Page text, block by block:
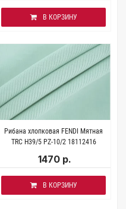
В КОРЗИНУ
Рибана хлопковая FENDI Мятная
TRC H39/5 PZ-10/2 18112416
1470 р.
В КОРЗИНУ